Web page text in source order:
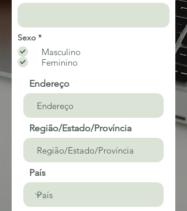
Sexo *O
r
i
a
t
ó
r
i
o
Masculino
Feminino
Endereço
Região/Estado/Província
País